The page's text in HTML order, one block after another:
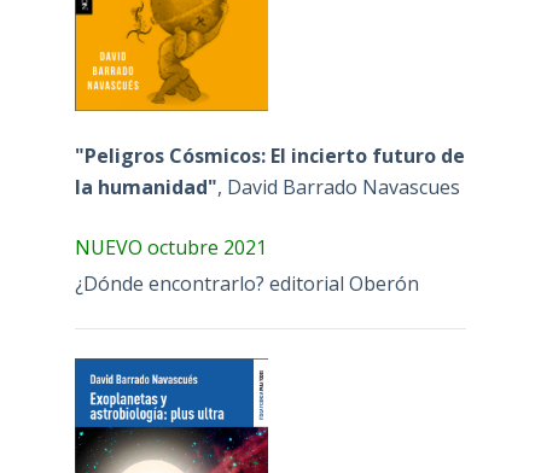
"Peligros Cósmicos: El incierto futuro de
la humanidad", David Barrado Navascues
NUEVO octubre 2021
¿Dónde encontrarlo? editorial Oberón